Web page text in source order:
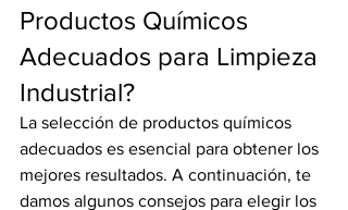
Productos Químicos
Adecuados para Limpieza
Industrial?
La selección de productos químicos
adecuados es esencial para obtener los
mejores resultados. A continuación, te
damos algunos consejos para elegir los